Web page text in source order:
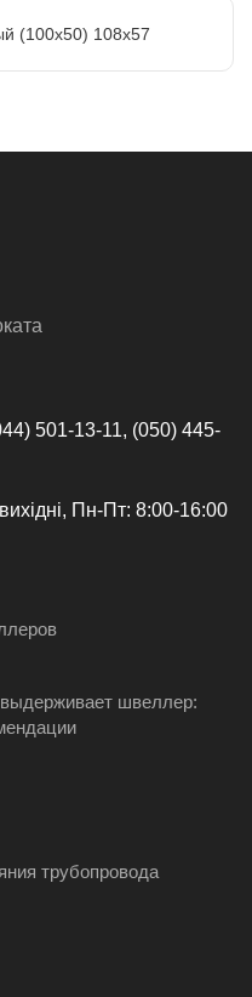
(100х50) 108х57
501-13-11, (050) 445-
Пн-Пт: 8:00-16:00
выдерживает швеллер:
трубопровода